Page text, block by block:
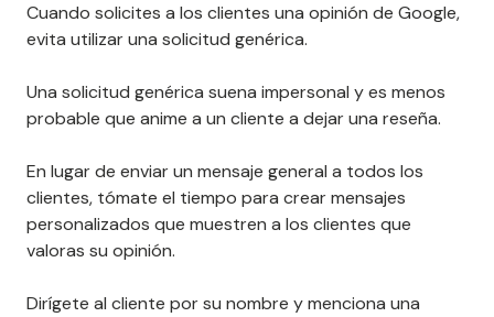
Cuando solicites a los clientes una opinión de Google,
evita utilizar una solicitud genérica.
Una solicitud genérica suena impersonal y es menos
probable que anime a un cliente a dejar una reseña.
En lugar de enviar un mensaje general a todos los
clientes, tómate el tiempo para crear mensajes
personalizados que muestren a los clientes que
valoras su opinión.
Dirígete al cliente por su nombre y menciona una